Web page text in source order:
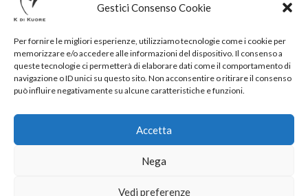
Gestici Consenso Cookie
Per fornire le migliori esperienze, utilizziamo tecnologie come i cookie per
memorizzare e/o accedere alle informazioni del dispositivo. Il consenso a
queste tecnologie ci permetterà di elaborare dati come il comportamento di
navigazione o ID unici su questo sito. Non acconsentire o ritirare il consenso
può influire negativamente su alcune caratteristiche e funzioni.
Accetta
Nega
Vedi preferenze
CONTATTI NEWSLETTER PRESS PRIVACY POLICY
COOKIE POLICY RESERVED AREA
INFO@KDIKUORE.COM